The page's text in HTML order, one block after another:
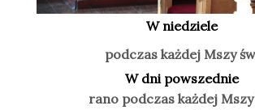
W niedziele
podczas każdej Mszy
W dni powszednie
rano podczas każdej Mszy